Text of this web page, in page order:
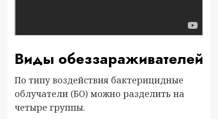
Виды обеззараживателей
По типу воздействия бактерицидные
облучатели (БО) можно разделить на
четыре группы.